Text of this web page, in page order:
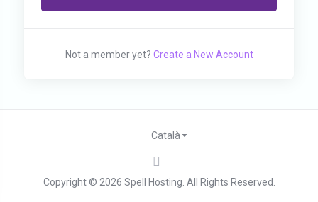
Not a member yet? Create a New Account
Copyright © 2026 Spell Hosting. All Rights Reserved.
Català